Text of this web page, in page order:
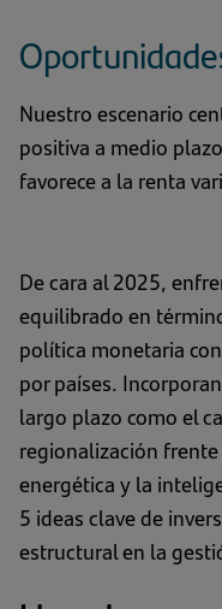
Nuestro escenario
positiva a medio
favorece a la renta
De cara al 2025,
equilibrado en
política monetaria
por países.
largo plazo como el
regionalización
energética y la
5 ideas clave de
estructural en la